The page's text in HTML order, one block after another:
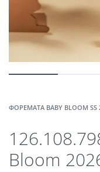
ΦΟΡΈΜΑΤΑ BABY BLOOM SS
Bloom